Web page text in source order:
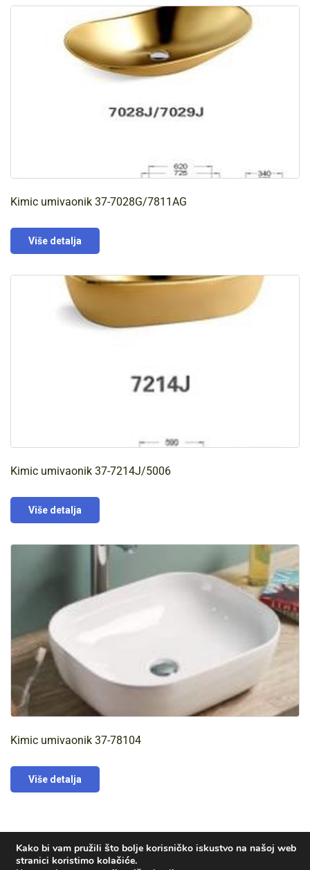
Kimic umivaonik 37-7028G/7811AG
Više detalja
Kimic umivaonik 37-7214J/5006
Više detalja
Kimic umivaonik 37-78104
Više detalja
Kako bi vam pružili što bolje korisničko iskustvo na našoj web
stranici koristimo kolačiće.